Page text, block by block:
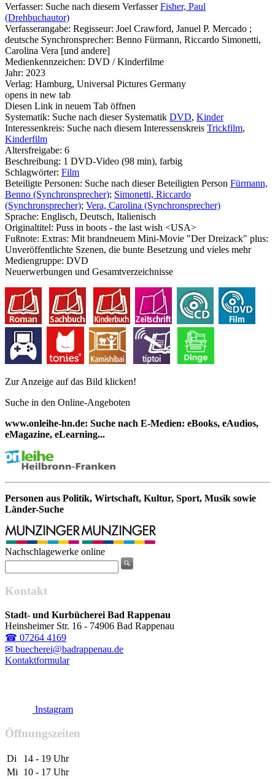
Verfasser: Suche nach diesem Verfasser Fisher, Paul
(Drehbuchautor)
Verfasserangabe: Regisseur: Joel Crawford, Januel P. Mercado ;
deutsche Synchronsprecher: Benno Fürmann, Riccardo Simonetti,
Carolina Vera [und andere]
Medienkennzeichen: DVD / Kinderfilme
Jahr: 2023
Verlag: Hamburg, Universal Pictures Germany
opens in new tab
Diesen Link in neuem Tab öffnen
Systematik: Suche nach dieser Systematik DVD, Kinder
Interessenkreis: Suche nach diesem Interessenskreis Trickfilm,
Kinderfilm
Altersfreigabe: 6
Beschreibung: 1 DVD-Video (98 min), farbig
Schlagwörter: Film
Beteiligte Personen: Suche nach dieser Beteiligten Person Fürmann,
Benno (Synchronsprecher); Simonetti, Riccardo
(Synchronsprecher); Vera, Carolina (Synchronsprecher)
Sprache: Englisch, Deutsch, Italienisch
Originaltitel: Puss in boots - the last wish <USA>
Fußnote: Extras: Mit brandneuem Mini-Movie "Der Dreizack" plus:
Unveröffentlichte Szenen, die bunte Besetzung und vieles mehr
Mediengruppe: DVD
Neuerwerbungen und Gesamtverzeichnisse
Zur Anzeige auf das Bild klicken!
Suche in den Online-Angeboten
www.onleihe-hn.de: Suche nach E-Medien: eBooks, eAudios,
eMagazine, eLearning...
Personen aus Politik, Wirtschaft, Kultur, Sport, Musik sowie
Länder-Suche
Nachschlagewerke online
Kontakt
Stadt- und Kurbücherei Bad Rappenau
Heinsheimer Str. 16 - 74906 Bad Rappenau
☎ 07264 4169
✉ buecherei@badrappenau.de
Kontaktformular
Instagram
Öffnungszeiten
Di
14 - 19 Uhr
Mi
10 - 17 Uhr